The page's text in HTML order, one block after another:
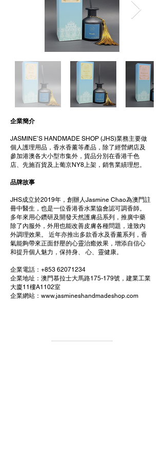
企業簡介
JASMINE’S HANDMADE SHOP (JHS)業務主要做
個人護理用品，香水香薰等產品，除了經營網店及
參加港澳各大小型市集外，貨品分別在香港千色
店、先施百貨及上葡京NY8上架，銷售業績理想。
品牌故事
JHS成立於2019年，創辦人Jasmine Chao為澳門註
冊中醫生，也是一位香港香水業協會認可調香師。
多年來用心鑽研及開發天然護膚品系列，推廣中藥
除了內服外，外用也能改善皮膚各種問題，達致內
外調理效果。 近年亦推出多款香水及香薰系列，香
氣能夠帶來正面舒壓的心靈治癒效果，增添自信心
和提升個人魅力，保持身、 心、靈健康。
企業電話：+853 62071234
企業地址：澳門慕拉士大馬路175-179號，建業工業
大廈11樓A1102室
​企業網站： www.jasmineshandmadeshop.com